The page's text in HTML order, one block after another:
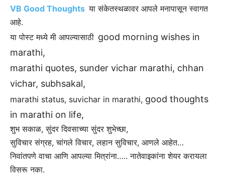
VB Good Thoughts या संकेतस्थळावर आपले मनापासून स्वागत
आहे.
या पोस्ट मध्ये मी आपल्यासाठी good morning wishes in
marathi,
marathi quotes, sunder vichar marathi, chhan
vichar, subhsakal,
marathi status, suvichar in marathi, good thoughts
in marathi on life,
शुभ सकाळ, सुंदर दिवसाच्या सुंदर शुभेच्छा,
सुविचार संग्रह, चांगले विचार, लहान सुविचार, आणले आहेत…
निवांतपणे वाचा आणि आपल्या मित्रांना….. नातेवाइकांना शेयर करायला
विसरू नका.